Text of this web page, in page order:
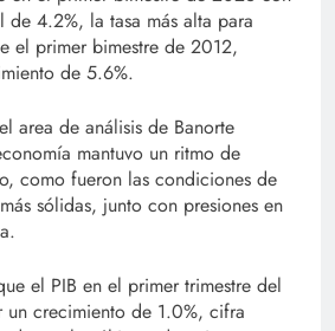
de 4.2%, la tasa más alta para
el primer bimestre de 2012,
de 5.6%.
area de análisis de Banorte
mantuvo un ritmo de
como fueron las condiciones de
sólidas, junto con presiones en
el PIB en el primer trimestre del
crecimiento de 1.0%, cifra